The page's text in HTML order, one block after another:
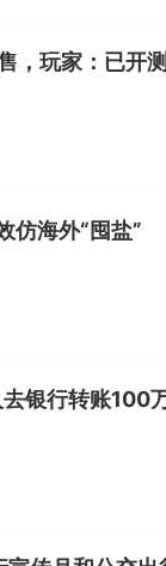
，玩家：已开测
仿海外“囤盐”